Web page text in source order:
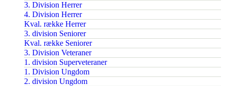
3. Division Herrer
4. Division Herrer
Kval. række Herrer
3. division Seniorer
Kval. række Seniorer
3. Division Veteraner
1. division Superveteraner
1. Division Ungdom
2. division Ungdom